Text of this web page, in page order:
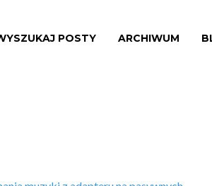
POSTY ARCHIWUM